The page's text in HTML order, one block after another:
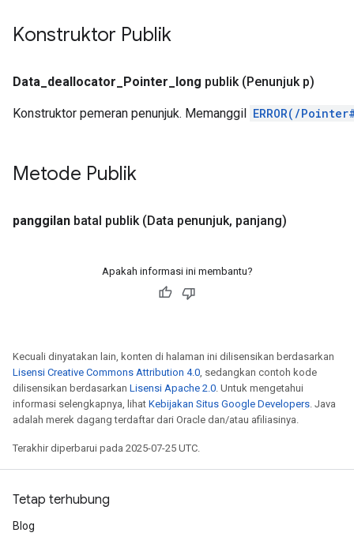
Konstruktor Publik
Data deallocator Pointer long publik (Penunjuk p)
Konstruktor pemeran penunjuk. Memanggil ERROR(/
Metode Publik
panggilan batal publik (Data penunjuk, panjang)
Apakah informasi ini membantu?
Kecuali dinyatakan lain, konten di halaman ini dilisensikan berdasarkan
Lisensi Creative Commons Attribution 4.0, sedangkan contoh kode
dilisensikan berdasarkan Lisensi Apache 2.0. Untuk mengetahui
informasi selengkapnya, lihat Kebijakan Situs Google Developers. Java
adalah merek dagang terdaftar dari Oracle dan/atau afiliasinya.
Terakhir diperbarui pada 2025-07-25 UTC.
Tetap terhubung
Blog